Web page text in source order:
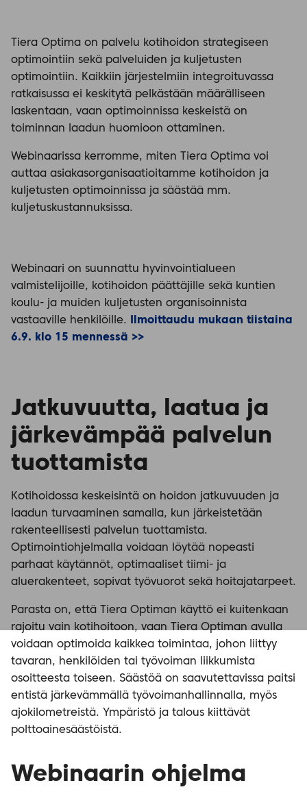
Tiera Optima on palvelu kotihoidon strategiseen
optimointiin sekä palveluiden ja kuljetusten
optimointiin. Kaikkiin järjestelmiin integroituvassa
ratkaisussa ei keskitytä pelkästään määrälliseen
laskentaan, vaan optimoinnissa keskeistä on
toiminnan laadun huomioon ottaminen.
Webinaarissa kerromme, miten Tiera Optima voi
auttaa asiakasorganisaatioitamme kotihoidon ja
kuljetusten optimoinnissa ja säästää mm.
kuljetuskustannuksissa.
Webinaari on suunnattu hyvinvointialueen
valmistelijoille, kotihoidon päättäjille sekä kuntien
koulu- ja muiden kuljetusten organisoinnista
vastaaville henkilöille. Ilmoittaudu mukaan tiistaina
6.9. klo 15 mennessä >>
Jatkuvuutta, laatua ja
järkevämpää palvelun
tuottamista
Kotihoidossa keskeisintä on hoidon jatkuvuuden ja
laadun turvaaminen samalla, kun järkeistetään
rakenteellisesti palvelun tuottamista.
Optimointiohjelmalla voidaan löytää nopeasti
parhaat käytännöt, optimaaliset tiimi- ja
aluerakenteet, sopivat työvuorot sekä hoitajatarpeet.
Parasta on, että Tiera Optiman käyttö ei kuitenkaan
rajoitu vain kotihoitoon, vaan Tiera Optiman avulla
voidaan optimoida kaikkea toimintaa, johon liittyy
tavaran, henkilöiden tai työvoiman liikkumista
osoitteesta toiseen. Säästöä on saavutettavissa paitsi
entistä järkevämmällä työvoimanhallinnalla, myös
ajokilometreistä. Ympäristö ja talous kiittävät
polttoainesäästöistä.
Webinaarin ohjelma